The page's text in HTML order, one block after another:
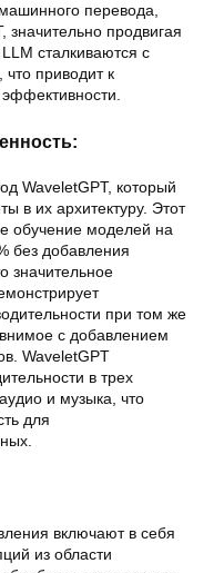
перевода,
продвигая
сталкиваются с
приводит к
WaveletGPT, который
в их архитектуру. Этот
обучение моделей на
без добавления
значительное
при том же
с добавлением
WaveletGPT
в трех
и музыка, что
для
включают в себя
из области